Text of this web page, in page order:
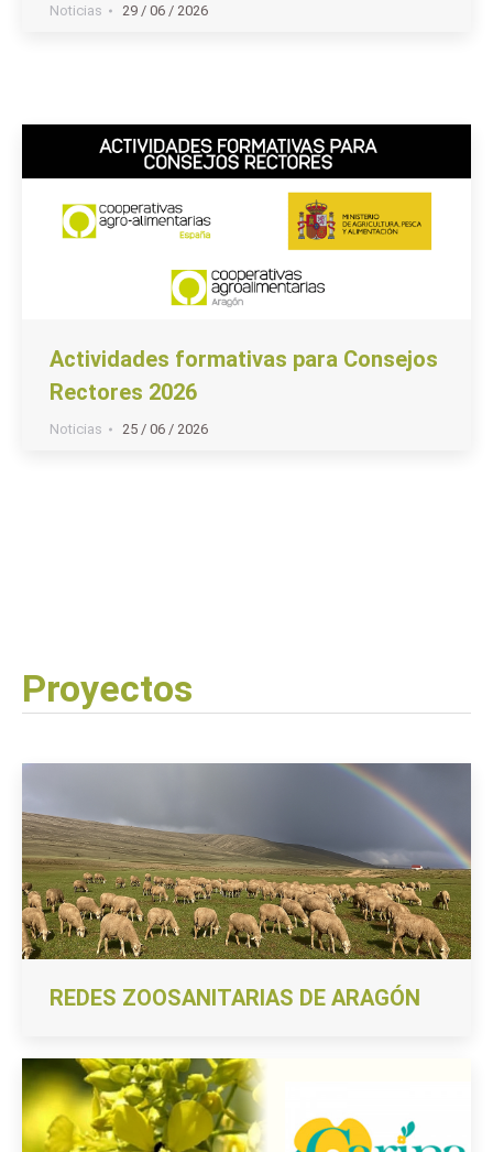
Noticias 29 / 06 / 2026
Actividades formativas para Consejos
Rectores 2026
Noticias 25 / 06 / 2026
Proyectos
REDES ZOOSANITARIAS DE ARAGÓN